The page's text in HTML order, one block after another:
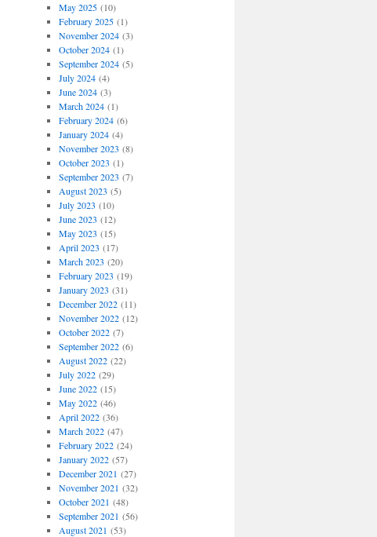
May 2025(10)
February 2025(1)
November 2024(3)
October 2024(1)
September 2024(5)
July 2024(4)
June 2024(3)
March 2024(1)
February 2024(6)
January 2024(4)
November 2023 (8)
October 2023 (1)
September 2023 (7)
August 2023 (5)
July 2023 (10)
June 2023 (12)
May 2023 (15)
April 2023 (17)
March 2023 (20)
February 2023 (19)
January 2023 (31)
December 2022(11)
November 2022(12)
October 2022(7)
September 2022(6)
August 2022(22)
July 2022(29)
June 2022(15)
May 2022(46)
April 2022(36)
March 2022(47)
February 2022(24)
January 2022(57)
December 2021 (27)
November 2021 (32)
October 2021 (48)
September 2021 (56)
August 2021 (53)